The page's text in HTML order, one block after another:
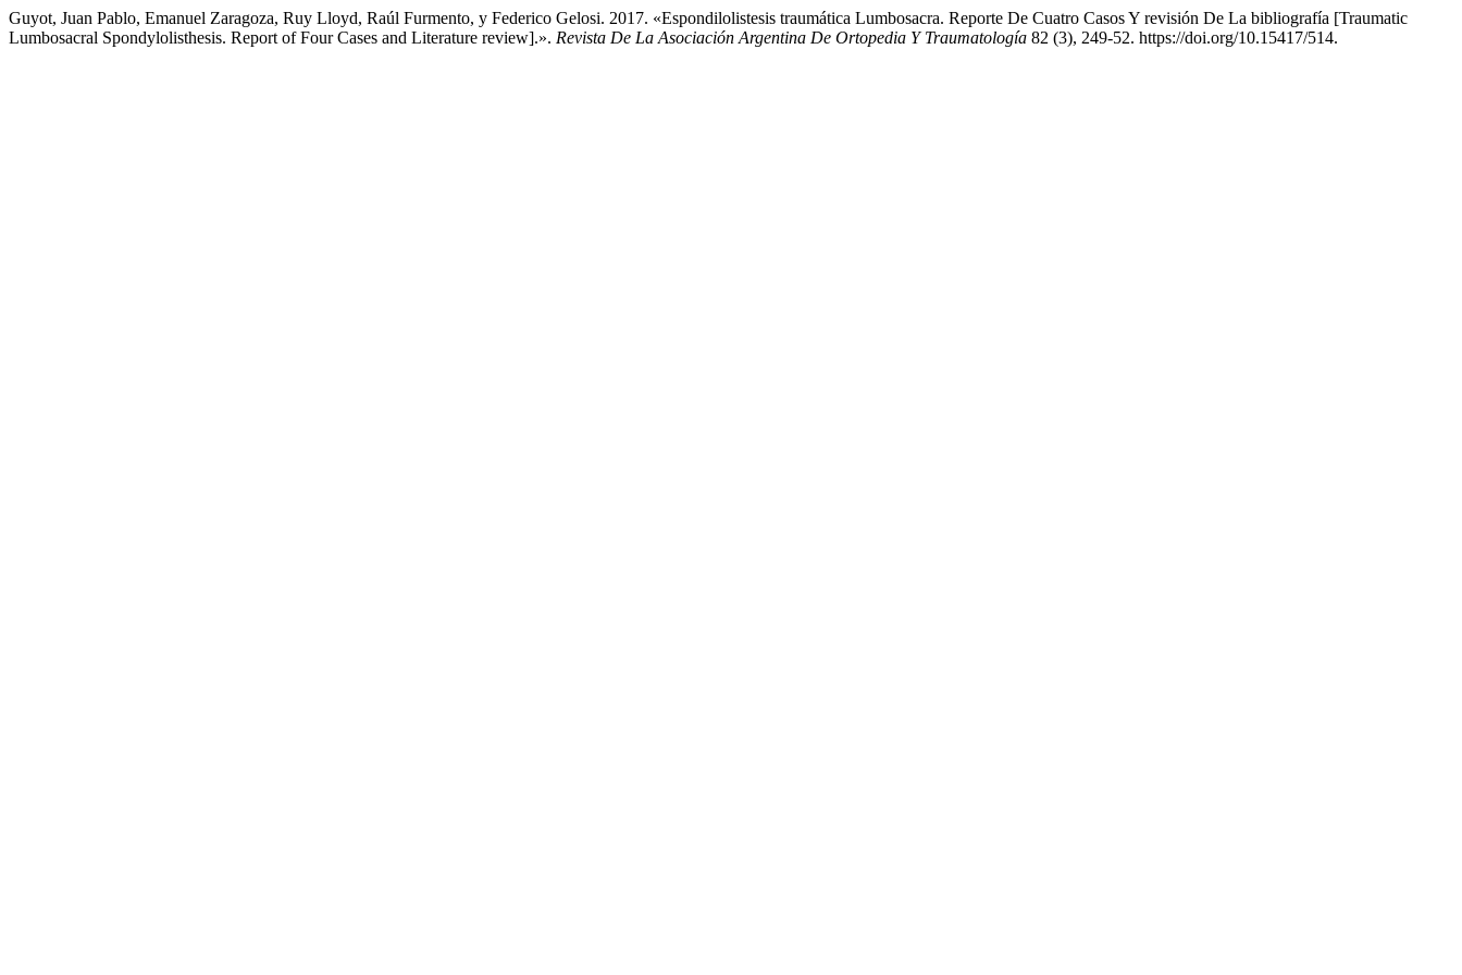
Guyot, Juan Pablo, Emanuel Zaragoza, Ruy Lloyd, Raúl Furmento, y Federico Gelosi. 2017. «Espondilolistesis traumática Lumbosacra. Reporte De Cuatro Casos Y revisión De La bibliografía [Traumatic
Lumbosacral Spondylolisthesis. Report of Four Cases and Literature review].». Revista De La Asociación Argentina De Ortopedia Y Traumatología 82 (3), 249-52. https://doi.org/10.15417/514.